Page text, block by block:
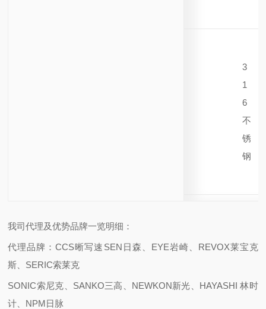
3
1
6
不
锈
钢
我司代理及优势品牌一览明细：
代理品牌：CCS晰写速 SEN日森、EYE岩崎、REVOX莱宝克
斯、SERIC索莱克
SONIC索尼克、SANKO三高、NEWKON新光、HAYASHI 林时
计、NPM日脉